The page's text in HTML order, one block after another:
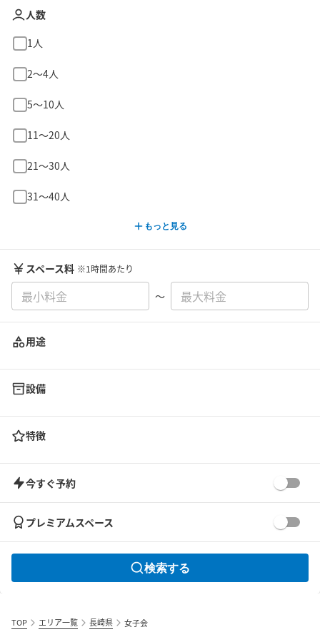
人数
1人
2〜4人
5〜10人
11〜20人
21〜30人
31〜40人
もっと見る
スペース料 ※1時間あたり
〜
用途
設備
特徴
今すぐ予約
プレミアムスペース
検索する
TOP エリア一覧 長崎県 女子会